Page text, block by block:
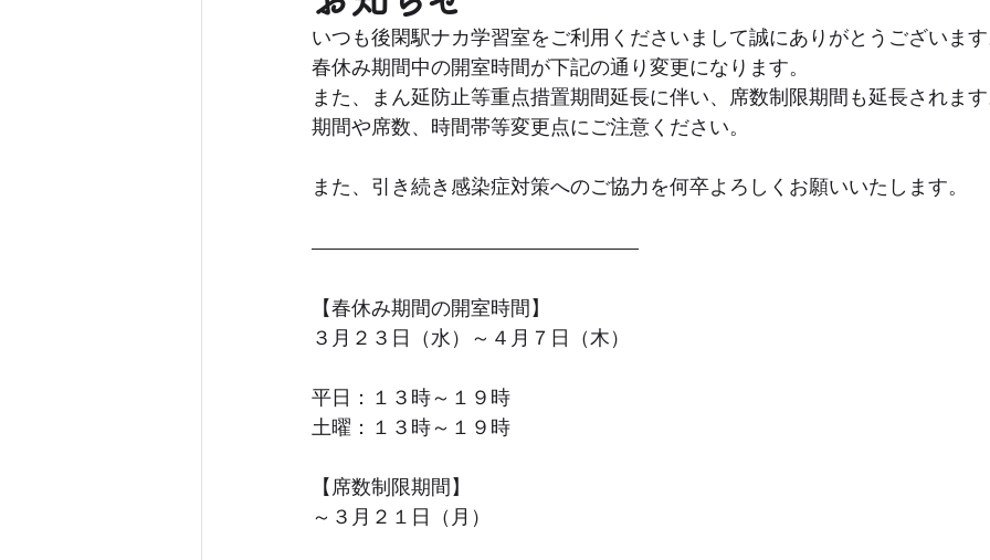
いつも後閑駅ナカ学習室をご利用くださいまして誠にありがとうございま
春休み期間中の開室時間が下記の通り変更になります。
また、まん延防止等重点措置期間延長に伴い、席数制限期間も延長されま
期間や席数、時間帯等変更点にご注意ください。
また、引き続き感染症対策へのご協力を何卒よろしくお願いいたします。
【春休み期間の開室時間】
３月２３日（水）～４月７日（木）
平日：１３時～１９時
土曜：１３時～１９時
【席数制限期間】
～３月２１日（月）